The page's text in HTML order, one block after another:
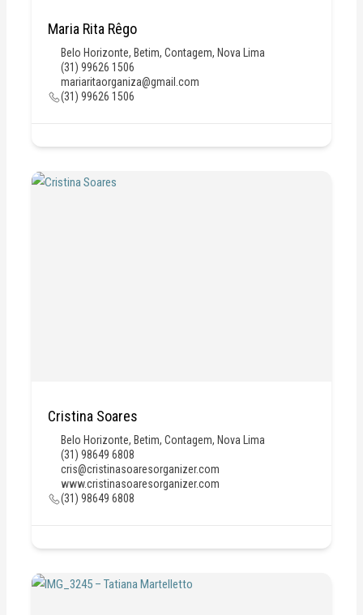
Maria Rita Rêgo
Belo Horizonte, Betim, Contagem, Nova Lima
(31) 99626 1506
mariaritaorganiza@gmail.com
(31) 99626 1506
Cristina Soares
Belo Horizonte, Betim, Contagem, Nova Lima
(31) 98649 6808
cris@cristinasoaresorganizer.com
www.cristinasoaresorganizer.com
(31) 98649 6808